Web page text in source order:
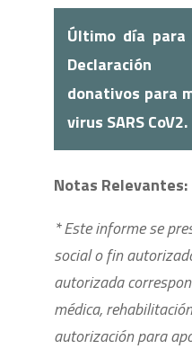
Último día
donativos para
virus SARS CoV2.
Notas Relevantes:
* Este informe se
social o fin
autorizada
médica,
autorización para